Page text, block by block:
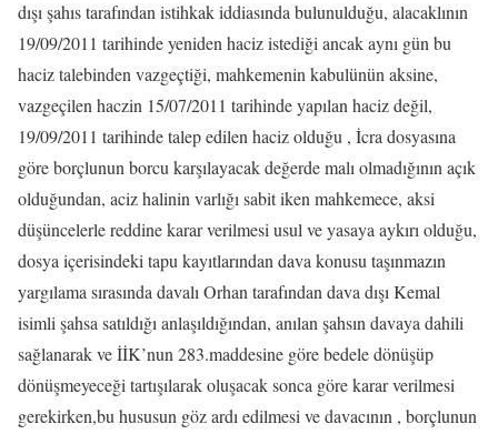
dışı şahıs tarafından istihkak iddiasında bulunulduğu, alacaklının
19/09/2011 tarihinde yeniden haciz istediği ancak aynı gün bu
haciz talebinden vazgeçtiği, mahkemenin kabulünün aksine,
vazgeçilen haczin 15/07/2011 tarihinde yapılan haciz değil,
19/09/2011 tarihinde talep edilen haciz olduğu , İcra dosyasına
göre borçlunun borcu karşılayacak değerde malı olmadığının açık
olduğundan, aciz halinin varlığı sabit iken mahkemece, aksi
düşüncelerle reddine karar verilmesi usul ve yasaya aykırı olduğu,
dosya içerisindeki tapu kayıtlarından dava konusu taşınmazın
yargılama sırasında davalı Orhan tarafından dava dışı Kemal
isimli şahsa satıldığı anlaşıldığından, anılan şahsın davaya dahili
sağlanarak ve İİK’nun 283.maddesine göre bedele dönüşüp
dönüşmeyeceği tartışılarak oluşacak sonca göre karar verilmesi
gerekirken,bu hususun göz ardı edilmesi ve davacının , borçlunun